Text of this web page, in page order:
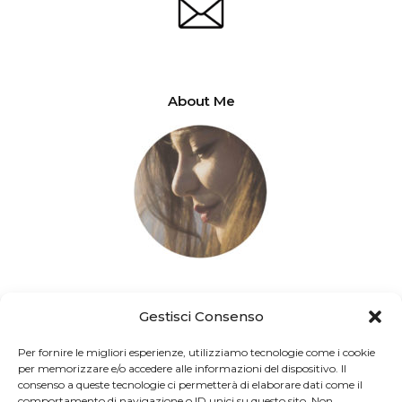
Gestisci Consenso
Per fornire le migliori esperienze, utilizziamo tecnologie come i cookie
per memorizzare e/o accedere alle informazioni del dispositivo. Il
consenso a queste tecnologie ci permetterà di elaborare dati come il
About Me